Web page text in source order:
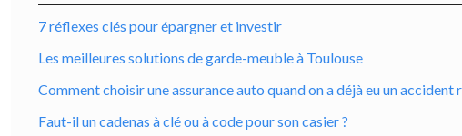
7 réflexes clés pour épargner et investir
Les meilleures solutions de garde-meuble à Toulouse
Comment choisir une assurance auto quand on a déjà eu un accident
Faut-il un cadenas à clé ou à code pour son casier ?